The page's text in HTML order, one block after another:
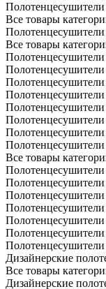
Полотенцесушители
Все товары
Все товары
Полотенцесушители
Полотенцесушители
Все товары
Полотенцесушители
Полотенцесушители
Полотенцесушители
Полотенцесушители
Полотенцесушители
Полотенцесушители
Полотенцесушители
Дизайнерские
Все товары
Дизайнерские